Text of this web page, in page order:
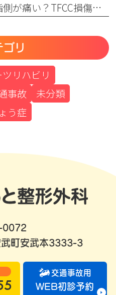
【久留米市】手首の小指側が痛い？TFCC損傷（三角線維軟骨複合体損傷）の正しい治療法とリハビリについて
ゴリ
リハビリ
事故
未分類
う症
0072
町安武本3333-3
交通事故用
WEB初診予約